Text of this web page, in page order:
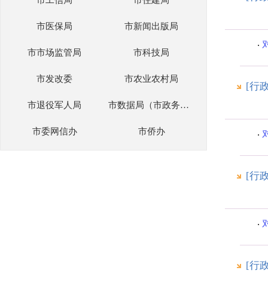
市医保局 市新闻出版局
市市场监管局 市科技局
市发改委 市农业农村局
市退役军人局 市数据局（市政务办）
市委网信办 市侨办
[行
[行
[行